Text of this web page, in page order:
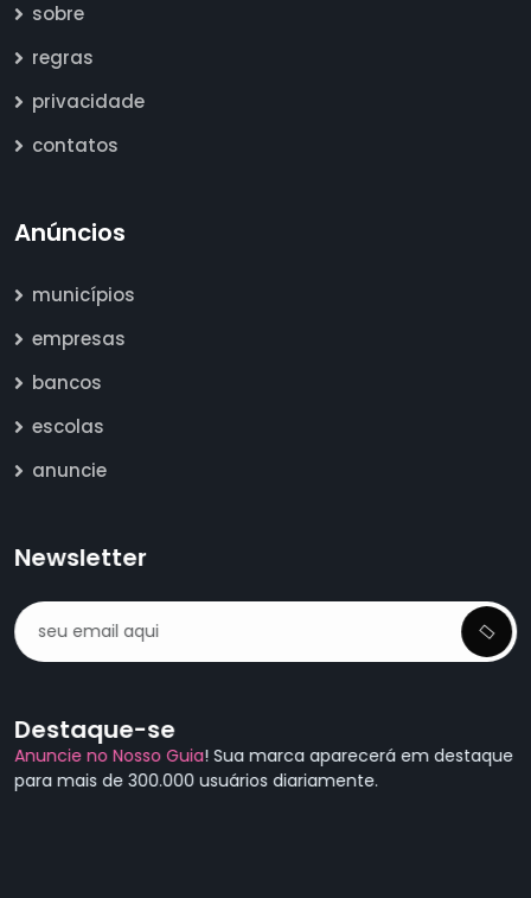
sobre
regras
privacidade
contatos
Anúncios
municípios
empresas
bancos
escolas
anuncie
Newsletter
Destaque-se
Anuncie no Nosso Guia! Sua marca aparecerá em destaque
para mais de 300.000 usuários diariamente.